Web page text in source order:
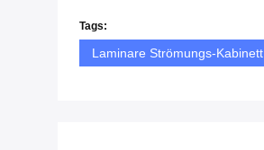
Tags:
Laminare Strömungs-Kabinett